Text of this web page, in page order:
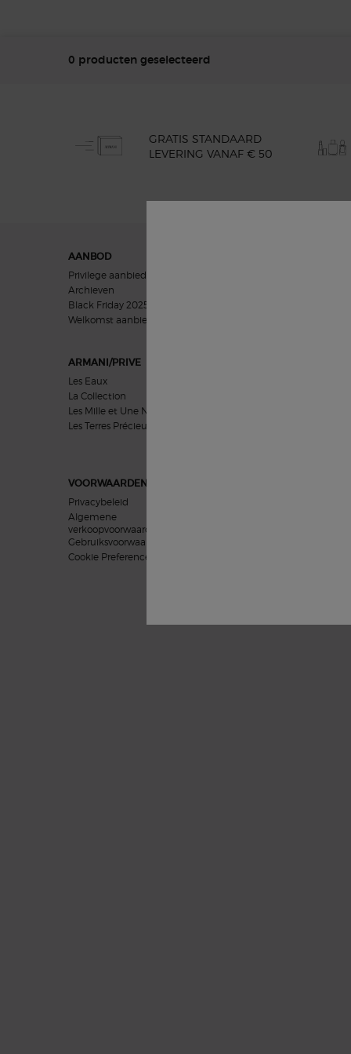
0 producten geselecteerd
GRATIS STANDAARD
LEVERING VANAF € 50
AANBOD
Privilege aanbieding
Archieven
Black Friday 2025
Welkomst aanbieding​
ARMANI/PRIVE
Les Eaux
La Collection
Les Mille et Une Nuits
Les Terres Précieuses
VOORWAARDEN
Privacybeleid
Algemene
verkoopvoorwaarden
Gebruiksvoorwaarden
Cookie Preferences